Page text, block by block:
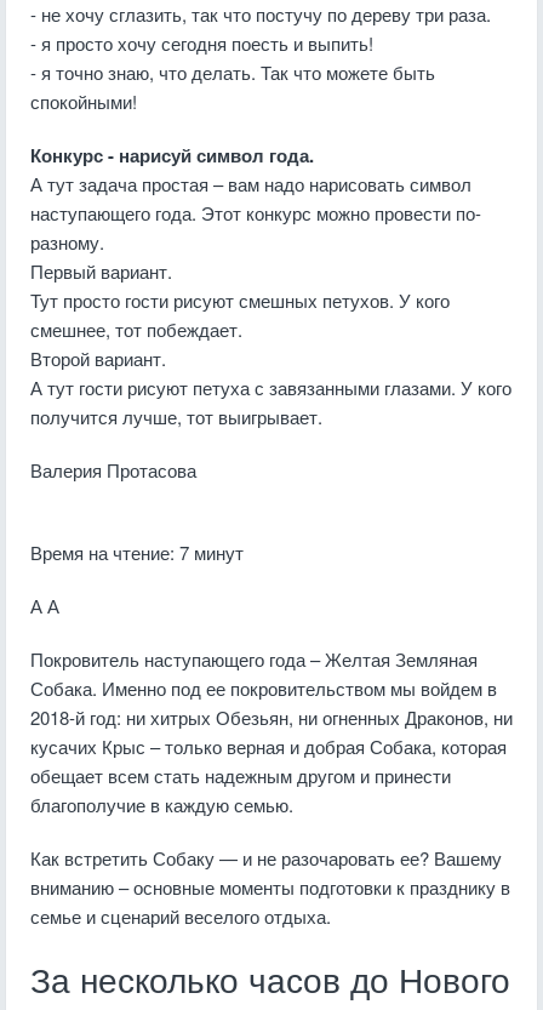
- не хочу сглазить, так что постучу по дереву три раза.
- я просто хочу сегодня поесть и выпить!
- я точно знаю, что делать. Так что можете быть
спокойными!
Конкурс - нарисуй символ года.
А тут задача простая – вам надо нарисовать символ
наступающего года. Этот конкурс можно провести по-
разному.
Первый вариант.
Тут просто гости рисуют смешных петухов. У кого
смешнее, тот побеждает.
Второй вариант.
А тут гости рисуют петуха с завязанными глазами. У кого
получится лучше, тот выигрывает.
Валерия Протасова
Время на чтение: 7 минут
А А
Покровитель наступающего года – Желтая Земляная
Собака. Именно под ее покровительством мы войдем в
2018-й год: ни хитрых Обезьян, ни огненных Драконов, ни
кусачих Крыс – только верная и добрая Собака, которая
обещает всем стать надежным другом и принести
благополучие в каждую семью.
Как встретить Собаку — и не разочаровать ее? Вашему
вниманию – основные моменты подготовки к празднику в
семье и сценарий веселого отдыха.
За несколько часов до Нового